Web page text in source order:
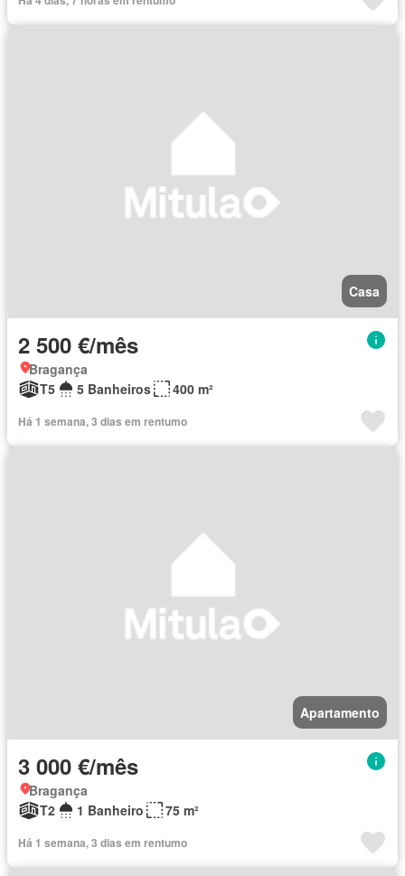
Casa
2 500 €/mês
Bragança
T5
5 Banheiros 400 m²
Há 1 semana, 3 dias em rentumo
Apartamento
3 000 €/mês
Bragança
T2
1 Banheiro 75 m²
Há 1 semana, 3 dias em rentumo